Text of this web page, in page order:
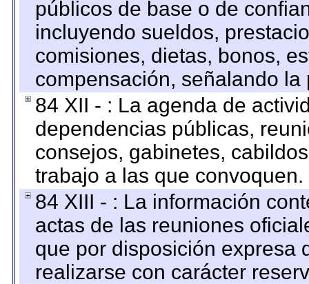
públicos de base o de
incluyendo sueldos,
comisiones, dietas, bonos,
compensación, señalando
84 XII - : La agenda de
dependencias públicas,
consejos, gabinetes,
trabajo a las que convoquen.
84 XIII - : La información
actas de las reuniones
que por disposición expresa
realizarse con carácter